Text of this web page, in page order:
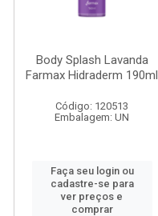
Body Splash Lavanda
Farmax Hidraderm 190ml
Código: 120513
Embalagem: UN
Faça seu login ou
cadastre-se para
ver preços e
comprar